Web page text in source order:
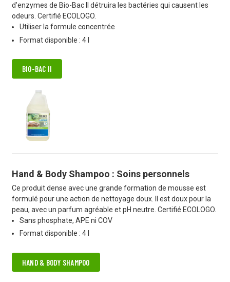
d’enzymes de Bio-Bac II détruira les bactéries qui causent les
odeurs. Certifié ECOLOGO.
Utiliser la formule concentrée
Format disponible : 4 l
BIO-BAC II
Hand & Body Shampoo : Soins personnels
Ce produit dense avec une grande formation de mousse est
formulé pour une action de nettoyage doux. Il est doux pour la
peau, avec un parfum agréable et pH neutre. Certifié ECOLOGO.
Sans phosphate, APE ni COV
Format disponible : 4 l
HAND & BODY SHAMPOO